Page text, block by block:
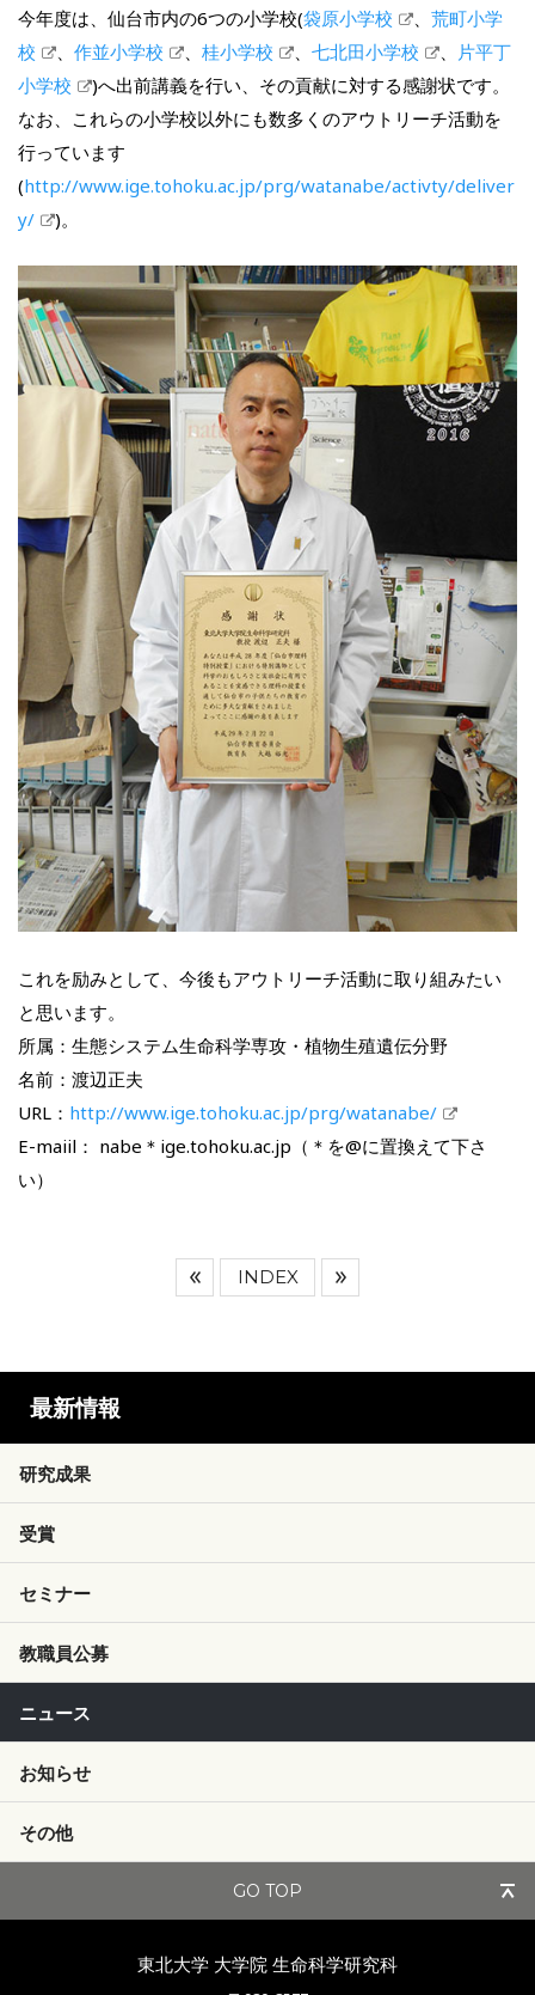
今年度は、仙台市内の6つの小学校(袋原小学校
荒町小学
校
作並小学校 桂小学校 七北田小学校
片平丁
小学校
)へ出前講義を行い、その貢献に対する感謝状です。
なお、これらの小学校以外にも数多くのアウトリーチ活動を
行っています
(http://www.ige.tohoku.ac.jp/prg/watanabe/activty/deliver
y/
)。
これを励みとして、今後もアウトリーチ活動に取り組みたい
と思います。
所属：生態システム生命科学専攻・植物生殖遺伝分野
名前：渡辺正夫
URL： http://www.ige.tohoku.ac.jp/prg/watanabe/
E-maiil： nabe＊ige.tohoku.ac.jp（＊を@に置換えて下さ
い）
INDEX
最新情報
研究成果
受賞
セミナー
教職員公募
ニュース
お知らせ
その他
GO TOP
東北大学 大学院 生命科学研究科